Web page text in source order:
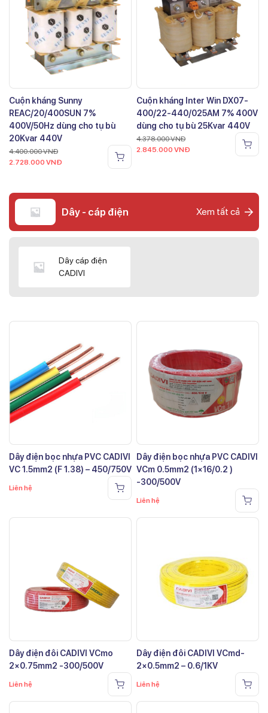
Cuộn kháng Sunny
REAC/20/400SUN 7%
400V/50Hz dùng cho tụ bù
20Kvar 440V
4.400.000VNĐ
2.728.000 VNĐ
Cuộn kháng Inter Win DX07-
400/22-440/025AM 7% 400V
dùng cho tụ bù 25Kvar 440V
4.378.000VNĐ
2.845.000 VNĐ
Dây - cáp điện Xem tất cả
Dây cáp điện
CADIVI
Dây điện bọc nhựa PVC CADIVI
VC 1.5mm2 (F 1.38) – 450/750V
Liên hệ
Dây điện bọc nhựa PVC CADIVI
VCm 0.5mm2 (1×16/0.2 )
-300/500V
Liên hệ
Dây điện đôi CADIVI VCmo
2×0.75mm2 -300/500V
Liên hệ
Dây điện đôi CADIVI VCmd-
2×0.5mm2 – 0.6/1KV
Liên hệ